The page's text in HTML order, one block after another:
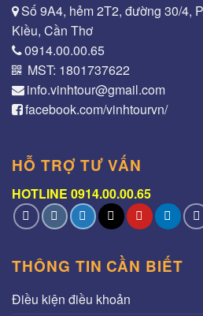
Số 9A4, hẻm 2T2, đường 30/4,
Kiều, Cần Thơ
0914.00.00.65
MST: 1801737622
info.vinhtour@gmail.com
facebook.com/vinhtourvn/
HỖ TRỢ TƯ VẤN
HOTLINE 0914.00.00.65
THÔNG TIN CẦN BIẾT
Điều kiện điều khoản